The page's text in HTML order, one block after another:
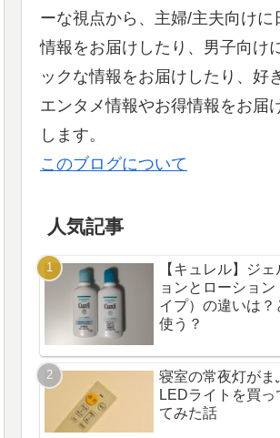
ーな視点から、主婦/主夫向けに
情報をお届けしたり、男子向け
ックな情報をお届けしたり、好
エンタメ情報やお得情報をお届
します。
このブログについて
人気記事
【キュレル】ジ
ョンとローション
イプ）の違いは？
使う？
寝室の常夜灯がま
LEDライトを買っ
てみた話